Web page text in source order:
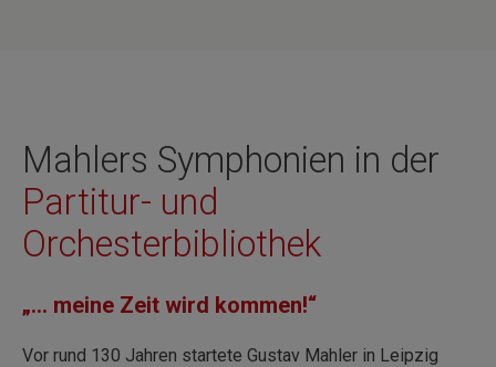
Mahlers Symphonien in der
Partitur- und
Orchesterbibliothek
„… meine Zeit wird kommen!“
Vor rund 130 Jahren startete Gustav Mahler in Leipzig